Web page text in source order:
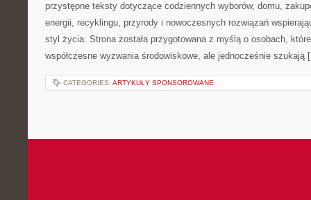
przystępne teksty dotyczące codziennych wyborów, domu,
energii, recyklingu, przyrody i nowoczesnych rozwiązań
styl życia. Strona została przygotowana z myślą o osobach,
współczesne wyzwania środowiskowe, ale jednocześnie
CATEGORIES: ARTYKUŁY SPONSOROWANE